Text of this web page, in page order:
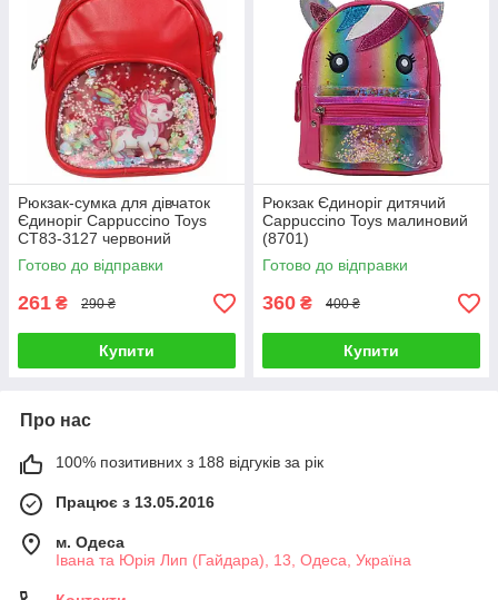
Рюкзак-сумка для дівчаток
Єдиноріг Cappuccino Toys
CT83-3127 червоний
Готово до відправки
261 ₴ 290 ₴
Купити
Рюкзак Єдиноріг дитячий
Cappuccino Toys малиновий
(8701)
Готово до відправки
360 ₴ 400 ₴
Купити
Про нас
100% позитивних з 188 відгуків за рік
Працює з 13.05.2016
м. Одеса
Івана та Юрія Лип (Гайдара), 13, Одеса, Україна